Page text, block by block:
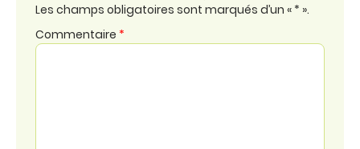
Les champs obligatoires sont marqués d’un « * ».
Commentaire *